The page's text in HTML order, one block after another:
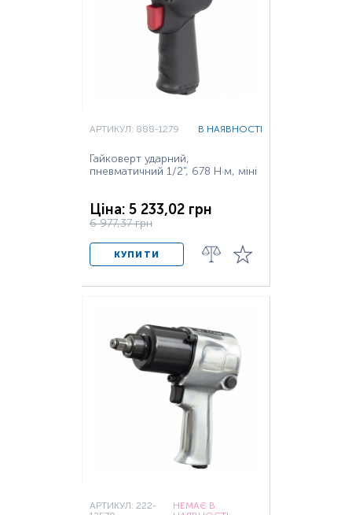
АРТИКУЛ: 888-1279 В НАЯВНОСТІ
Гайковерт ударний,
пневматичний 1/2", 678 Н·м, міні
Ціна: 5 233,02 грн
6 977,37 грн
КУПИТИ
АРТИКУЛ: 222-
НЕМАЄ В